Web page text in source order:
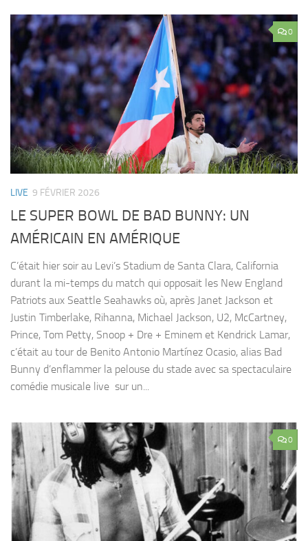
0
LIVE 9 FÉVRIER 2026
LE SUPER BOWL DE BAD BUNNY: UN
AMÉRICAIN EN AMÉRIQUE
C’était hier soir au Levi’s Stadium de Santa Clara, California
durant la mi-temps du match qui opposait les New England
Patriots aux Seattle Seahawks où, après Janet Jackson et
Justin Timberlake, Rihanna, Michael Jackson, U2, McCartney,
Prince, Tom Petty, Snoop + Dre + Eminem et Kendrick Lamar,
c’était au tour de Benito Antonio Martínez Ocasio, alias Bad
Bunny d’enflammer la pelouse du stade avec sa spectaculaire
comédie musicale live sur un...
0